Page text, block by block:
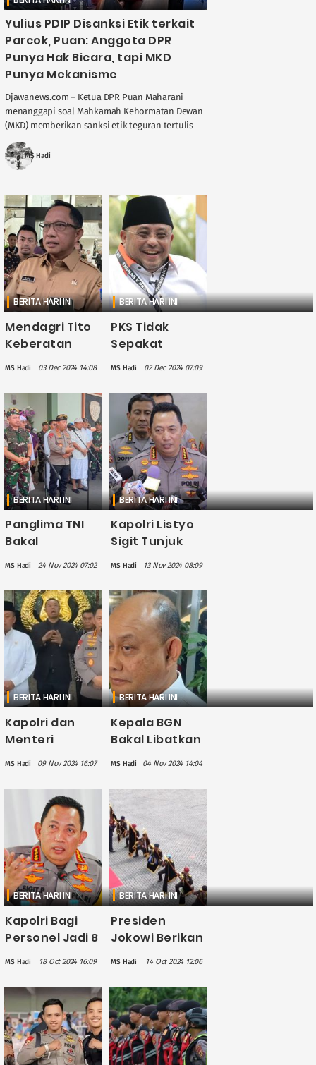
Yulius PDIP Disanksi Etik terkait
Parcok, Puan: Anggota DPR
Punya Hak Bicara, tapi MKD
Punya Mekanisme
Djawanews.com – Ketua DPR Puan Maharani
menanggapi soal Mahkamah Kehormatan Dewan
(MKD) memberikan sanksi etik teguran tertulis
kepada anggota Komisi I DPR dari Fraksi PDIP
Yulius Setiarto ....
MS Hadi
BERITA HARI INI
Mendagri Tito
Keberatan
soal Usulan
Kemendagri
MS Hadi 03 Dec 2024 14:08
BERITA HARI INI
PKS Tidak
Sepakat
dengan PDIP
Bawah
Kemendagri:
Kemunduran
Besar!
MS Hadi 02 Dec 2024 07:09
BERITA HARI INI
Panglima TNI
Bakal
Kerahkan 157
Kawal Pilkada
Serentak 2024
MS Hadi 24 Nov 2024 07:02
BERITA HARI INI
Kapolri Listyo
Sigit Tunjuk
Ahmad Dofiri
Gantikan Agus
Andrianto
MS Hadi 13 Nov 2024 08:09
BERITA HARI INI
Kapolri dan
Menteri
ATR/BPN
Satgas
Berantas
Mafia Tanah
MS Hadi 09 Nov 2024 16:07
BERITA HARI INI
Kepala BGN
Bakal Libatkan
Polri sebagai
Program
Makan Bergizi
Gratis
MS Hadi 04 Nov 2024 14:04
BERITA HARI INI
Kapolri Bagi
Personel Jadi 8
Pelantikan
Prabowo-
Gibran Minggu
20 Oktober
MS Hadi 18 Oct 2024 16:09
BERITA HARI INI
Presiden
Jokowi Berikan
Nugraha
Sakanti ke 7
Satuan Polri
MS Hadi 14 Oct 2024 12:06